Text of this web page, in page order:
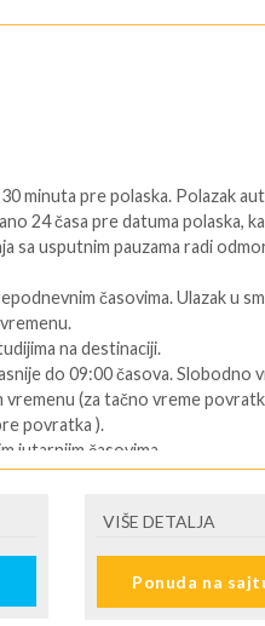
minuta pre polaska. Polazak
24 časa pre datuma polaska,
sa usputnim pauzama radi
časovima. Ulazak u
na destinaciji.
do 09:00 časova. Slobodno
vremenu (za tačno vreme
povratka ).
jutarnjim časovima.
koji se preuzima u agenciji ),kako
spratnost ). Ulaz u
prema uplaćenoj
VIŠE DETALJA
Ponuda na